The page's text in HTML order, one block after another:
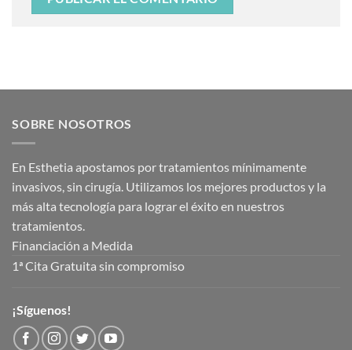
SOBRE NOSOTROS
En Esthetia apostamos por tratamientos mínimamente
invasivos, sin cirugía. Utilizamos los mejores productos y la
más alta tecnología para lograr el éxito en nuestros
tratamientos.
Financiación a Medida
1ª Cita Gratuita sin compromiso
¡Síguenos!